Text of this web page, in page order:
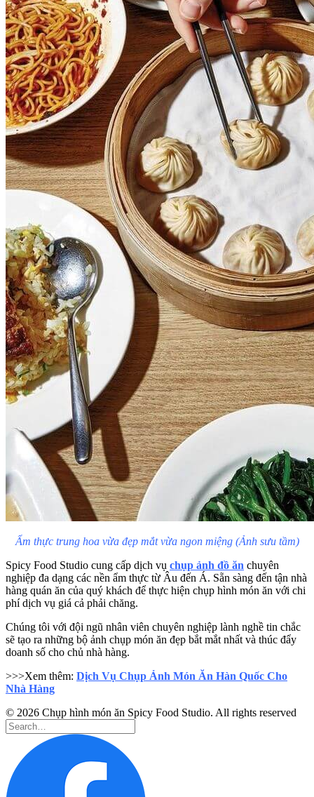
Ẩm thực trung hoa vừa đẹp mắt vừa ngon miệng (Ảnh sưu tầm)
Spicy Food Studio cung cấp dịch vụ chụp ảnh đồ ăn chuyên
nghiệp đa dạng các nền ẩm thực từ Âu đến Á. Sẵn sàng đến tận nhà
hàng quán ăn của quý khách để thực hiện chụp hình món ăn với chi
phí dịch vụ giá cả phải chăng.
Chúng tôi với đội ngũ nhân viên chuyên nghiệp lành nghề tin chắc
sẽ tạo ra những bộ ảnh chụp món ăn đẹp bắt mắt nhất và thúc đẩy
doanh số cho chủ nhà hàng.
>>>Xem thêm: Dịch Vụ Chụp Ảnh Món Ăn Hàn Quốc Cho
Nhà Hàng
© 2026 Chụp hình món ăn Spicy Food Studio. All rights reserved